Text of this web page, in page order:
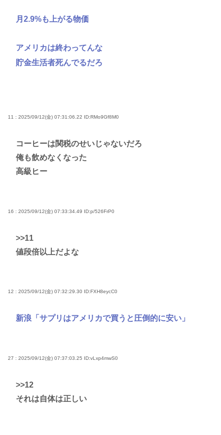
月2.9%も上がる物価
アメリカは終わってんな
貯金生活者死んでるだろ
11 : 2025/09/12(金) 07:31:06.22 ID:RMo9Gf8M0
コーヒーは関税のせいじゃないだろ
俺も飲めなくなった
高級ヒー
16 : 2025/09/12(金) 07:33:34.49 ID:p/526FrP0
>>11
値段倍以上だよな
12 : 2025/09/12(金) 07:32:29.30 ID:FXH8eycC0
新浪「サプリはアメリカで買うと圧倒的に安い」
27 : 2025/09/12(金) 07:37:03.25 ID:vLxp4mwS0
>>12
それは自体は正しい